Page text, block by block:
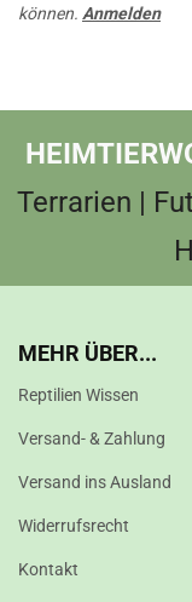
können. Anmelden
Terrarien |
MEHR ÜBER...
Reptilien Wissen
Versand- & Zahlung
Versand ins Ausland
Widerrufsrecht
Kontakt